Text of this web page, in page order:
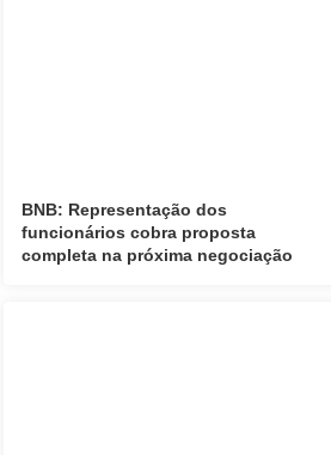
BNB: Representação dos
funcionários cobra proposta
completa na próxima negociação